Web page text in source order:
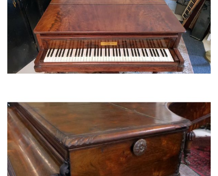
PIANO A QUEUE PLEYEL 1836 (acajou de Cuba ronceux)